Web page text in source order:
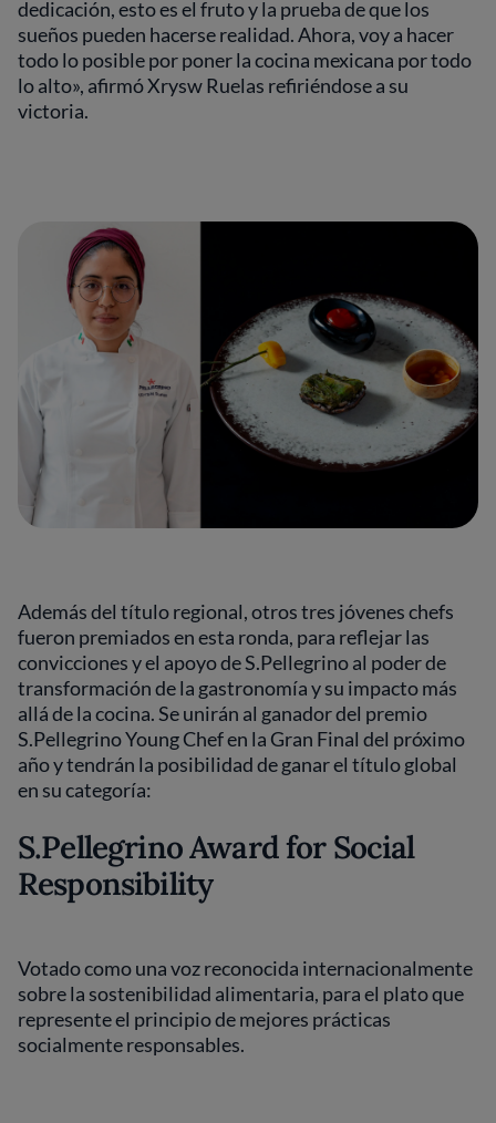
dedicación, esto es el fruto y la prueba de que los
sueños pueden hacerse realidad. Ahora, voy a hacer
todo lo posible por poner la cocina mexicana por todo
lo alto», afirmó Xrysw Ruelas refiriéndose a su
victoria.
Además del título regional, otros tres jóvenes chefs
fueron premiados en esta ronda, para reflejar las
convicciones y el apoyo de S.Pellegrino al poder de
transformación de la gastronomía y su impacto más
allá de la cocina. Se unirán al ganador del premio
S.Pellegrino Young Chef en la Gran Final del próximo
año y tendrán la posibilidad de ganar el título global
en su categoría:
S.Pellegrino Award for Social
Responsibility
Votado como una voz reconocida internacionalmente
sobre la sostenibilidad alimentaria, para el plato que
represente el principio de mejores prácticas
socialmente responsables.